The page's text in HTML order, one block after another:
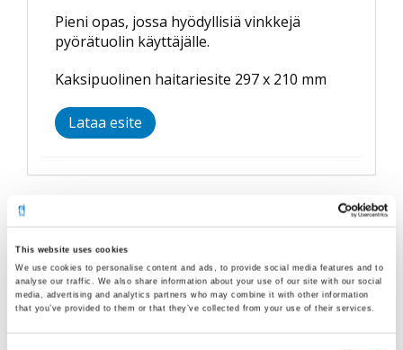
This website uses cookies
We use cookies to personalise content and ads, to provide social media features and to
analyse our traffic. We also share information about your use of our site with our social
media, advertising and analytics partners who may combine it with other information
that you’ve provided to them or that they’ve collected from your use of their services.
Pieni opas, jossa hyödyllisiä vinkkejä
pyörätuolin käyttäjälle.
Kaksipuolinen haitariesite 297 x 210 mm
Lataa esite
Tilaaja